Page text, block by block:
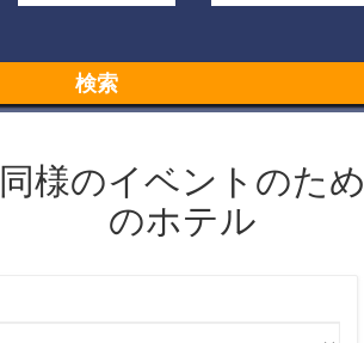
検索
同様のイベントのた
のホテル